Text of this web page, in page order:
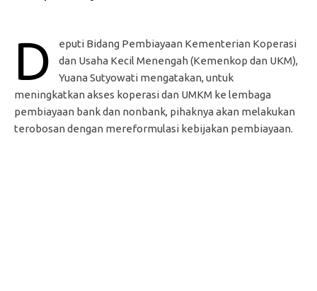
D
eputi Bidang Pembiayaan Kementerian Koperasi
dan Usaha Kecil Menengah (Kemenkop dan UKM),
Yuana Sutyowati mengatakan, untuk
meningkatkan akses koperasi dan UMKM ke lembaga
pembiayaan bank dan nonbank, pihaknya akan melakukan
terobosan dengan mereformulasi kebijakan pembiayaan.